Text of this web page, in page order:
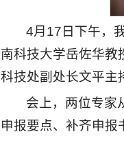
4月17日下午，
南科技大学岳佐华教
科技处副处长文平主
会上，两位专家
申报要点、补齐申报